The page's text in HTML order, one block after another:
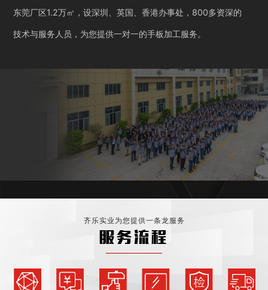
东莞厂区1.2万㎡，设深圳、英国、香港办事处，800多资深的
技术与服务人员，为您提供一对一的手板加工服务。
齐乐实业为您提供一条龙服务
服务流程